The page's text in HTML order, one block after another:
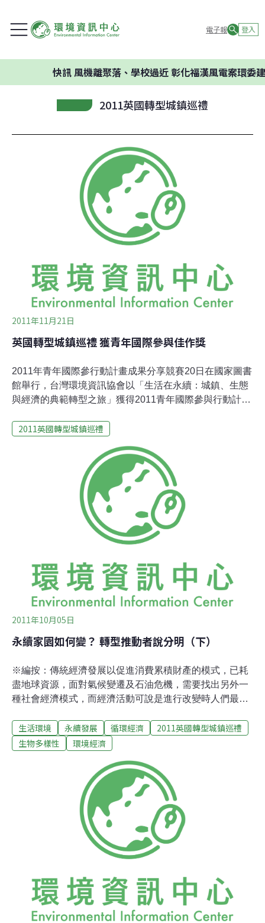
電子報 登入
快訊風機離聚落、學校過近 彰化福漢風電案環委建議
2011英國轉型城鎮巡禮
2011年11月21日
英國轉型城鎮巡禮 獲青年國際參與佳作獎
2011年青年國際參行動計畫成果分享競賽20日在國家圖書
館舉行，台灣環境資訊協會以「生活在永續：城鎮、生態
與經濟的典範轉型之旅」獲得2011青年國際參與行動計畫
行政院青年輔導委員會主辦、中國青年創業協會總會承辦
年藉由國際行動的參與，將海外交流的見聞具體落實於國
內，進而持續耕耘國際間的合作關係。台灣環境資訊協會
自95年開始，年年皆獲得青輔會的青睞得以執行國際參訪
行動，今年更是繼去年以「永續建築參訪計畫」得獎後再
度奪獎。青年國際行動分為青年NPO海外實習組、補助青
年海外實習組、國際參與行動組共三組。以國際參與行動
組為例，4月中旬時從眾多計畫中初選出14個行動計畫並
由成果發表會的激烈決選，層層考驗評選出績優與佳作獎
各二名。入圍計畫主題性涵蓋多元，
2011英國轉型城鎮巡禮
2011年10月05日
永續家園如何變？ 轉型推動者說分明（下）
※編按：傳統經濟發展以促進消費累積財產的模式，已耗
盡地球資源，面對氣候變遷及石油危機，需要找出另外一
種社會經濟模式，而經濟活動可說是進行改變時人們最關
Brangwyn將分享何謂「韌性」，並闡述非傳統經濟之內
涵，或許可為「要是不像現在這樣，我們還有錢賺嗎？」
（resilience）是生物學上的說法，指生態系統遇到外力衝
擊後，回復原狀態所需的時間與能量。用在轉型城鎮上，
它的含意就變成：面對氣候變遷與石化能源短缺衝擊，城
鎮如何能在跨國經濟、物流系統癱瘓（因液態石化能源缺
乏，過高的能源價格讓企業沒有能力如以往一般，輕易將
商品送達超市等商店供顧客消費）後仍能維持一定水準的
持存能力。所以，到底該怎樣建立起城鎮的韌性？Ben
收更靠近家、讓度假休閒更靠近家」，以簡
生活環境 永續發展 循環經濟
2011英國轉型城鎮巡禮
生物多樣性
環境經濟